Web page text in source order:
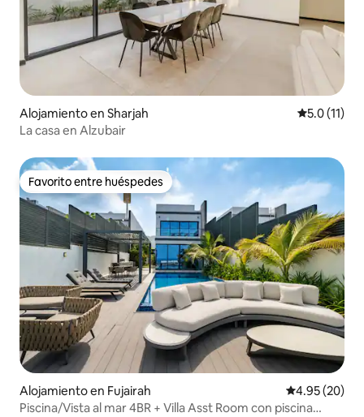
Alojamiento en Sharjah Calificación
5.0 (11)
La casa en Alzubair
Favorito entre huéspedes
Favorito entre huéspedes
Alojamiento en Fujairah Calificación
4.95 (20)
Piscina/Vista al mar 4BR + Villa Asst Room con piscina